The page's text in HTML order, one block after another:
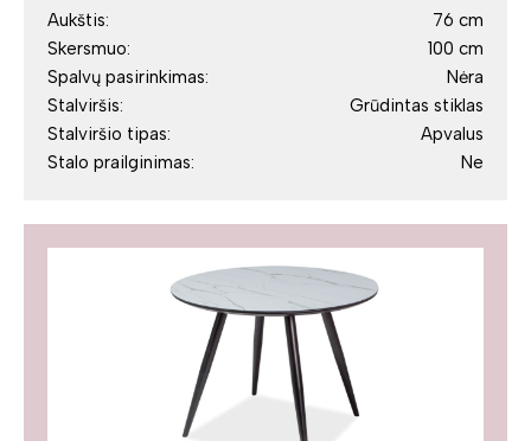
Aukštis:
76 cm
Skersmuo:
100 cm
Spalvų pasirinkimas:
Nėra
Stalviršis:
Grūdintas stiklas
Stalviršio tipas:
Apvalus
Stalo prailginimas:
Ne